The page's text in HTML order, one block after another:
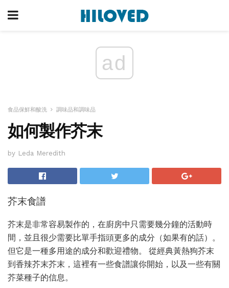
ad
食品保鮮和酸洗 調味品和調味品
如何製作芥末
by Leda Meredith
芥末食譜
芥末是非常容易製作的，在廚房中只需要幾分鐘的活動時
間，並且很少需要比單手指頭更多的成分（如果有的話）。
但它是一種多用途的成分和歡迎禮物。 從經典黃熱狗芥末
到香辣芥末芥末，這裡有一些食譜讓你開始，以及一些有關
芥菜種子的信息。